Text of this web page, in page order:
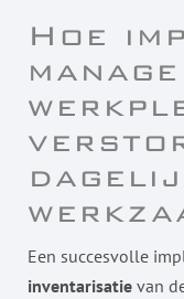
Hoe
Een succesvolle
inventarisatie van